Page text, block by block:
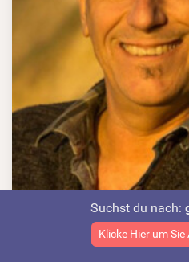
Suchst du nach:
Klicke Hier um